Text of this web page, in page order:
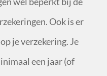
Ook is er
je verzekering. Je
een jaar (of